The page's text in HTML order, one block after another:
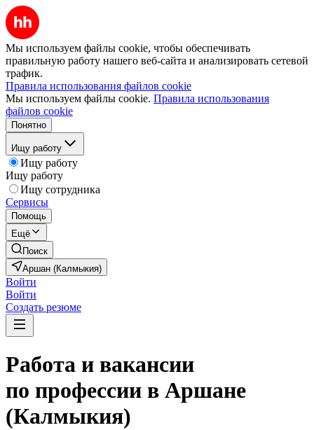
Мы используем файлы cookie, чтобы обеспечивать
правильную работу нашего веб-сайта и анализировать сетевой
трафик.
Правила использования файлов cookie
Мы используем файлы cookie. Правила использования
файлов cookie
Понятно
Ищу работу
Ищу работу
Ищу работу
Ищу сотрудника
Сервисы
Помощь
Ещё
Поиск
Аршан (Калмыкия)
Войти
Войти
Создать резюме
Работа и вакансии
по профессии в Аршане
(Калмыкия)